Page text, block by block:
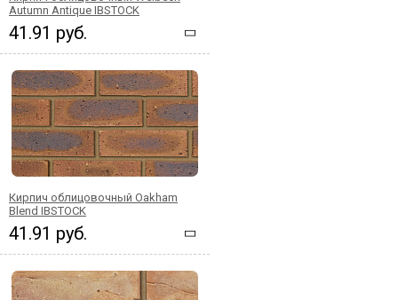
Autumn Antique IBSTOCK
41.91 руб.
Кирпич облицовочный Oakham
Blend IBSTOCK
41.91 руб.